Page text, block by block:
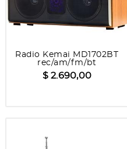
Radio Kemai MD1702BT
rec/am/fm/bt
$ 2.690,00